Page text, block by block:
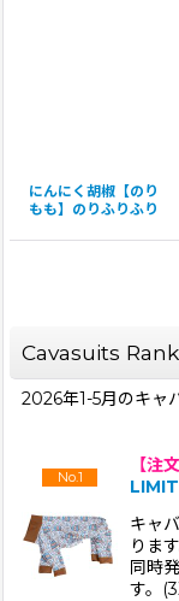
にんにく胡椒【のり
もも】のりふりふり
Cavasuits
2026年1-5月のキャ
No.1
【注
キャ
りま
同時
す。